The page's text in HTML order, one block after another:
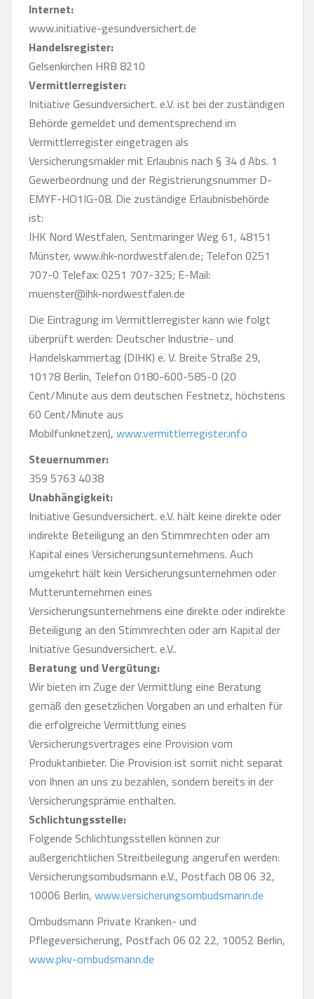
Internet:
www.initiative-gesundversichert.de
Handelsregister:
Gelsenkirchen HRB 8210
Vermittlerregister:
Initiative Gesundversichert. e.V. ist bei der zuständigen
Behörde gemeldet und dementsprechend im
Vermittlerregister eingetragen als
Versicherungsmakler mit Erlaubnis nach § 34 d Abs. 1
Gewerbeordnung und der Registrierungsnummer D-
EMYF-HO1IG-08. Die zuständige Erlaubnisbehörde
ist:
IHK Nord Westfalen, Sentmaringer Weg 61, 48151
Münster, www.ihk-nordwestfalen.de; Telefon 0251
707-0 Telefax: 0251 707-325; E-Mail:
muenster@ihk-nordwestfalen.de
Die Eintragung im Vermittlerregister kann wie folgt
überprüft werden: Deutscher Industrie- und
Handelskammertag (DIHK) e. V. Breite Straße 29,
10178 Berlin, Telefon 0180-600-585-0 (20
Cent/Minute aus dem deutschen Festnetz, höchstens
60 Cent/Minute aus
Mobilfunknetzen), www.vermittlerregister.info
Steuernummer:
359 5763 4038
Unabhängigkeit:
Initiative Gesundversichert. e.V. hält keine direkte oder
indirekte Beteiligung an den Stimmrechten oder am
Kapital eines Versicherungsunternehmens. Auch
umgekehrt hält kein Versicherungsunternehmen oder
Mutterunternehmen eines
Versicherungsunternehmens eine direkte oder indirekte
Beteiligung an den Stimmrechten oder am Kapital der
Initiative Gesundversichert. e.V..
Beratung und Vergütung:
Wir bieten im Zuge der Vermittlung eine Beratung
gemäß den gesetzlichen Vorgaben an und erhalten für
die erfolgreiche Vermittlung eines
Versicherungsvertrages eine Provision vom
Produktanbieter. Die Provision ist somit nicht separat
von Ihnen an uns zu bezahlen, sondern bereits in der
Versicherungsprämie enthalten.
Schlichtungsstelle:
Folgende Schlichtungsstellen können zur
außergerichtlichen Streitbeilegung angerufen werden:
Versicherungsombudsmann e.V., Postfach 08 06 32,
10006 Berlin, www.versicherungsombudsmann.de
Ombudsmann Private Kranken- und
Pflegeversicherung, Postfach 06 02 22, 10052 Berlin,
www.pkv-ombudsmann.de